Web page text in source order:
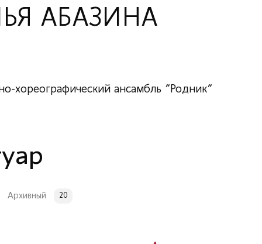
АБАЗИНА
хореографический ансамбль "Родник"
Архивный 20